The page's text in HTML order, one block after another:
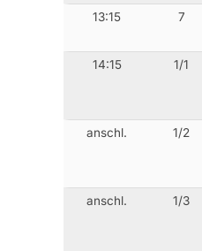
13:15 7
14:15 1/1
anschl. 1/2
anschl. 1/3